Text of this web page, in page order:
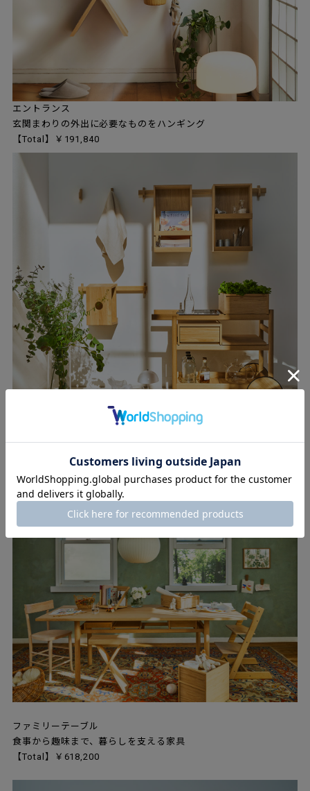
エントランス
玄関まわりの外出に必要なものをハンギング
【Total】￥191,840
キッチン
キッチンの小物はきれいにしまって「ワゴン」で運ぶ
【Total】￥514,910
ファミリーテーブル
食事から趣味まで、暮らしを支える家具
【Total】￥618,200